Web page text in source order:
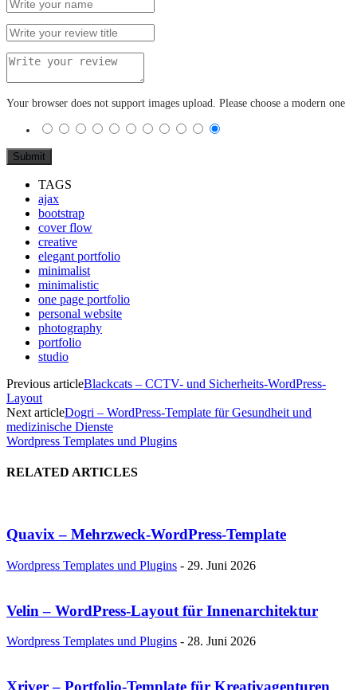
Your browser does not support images upload. Please choose a modern one
TAGS
ajax
bootstrap
cover flow
creative
elegant portfolio
minimalist
minimalistic
one page portfolio
personal website
photography
portfolio
studio
Previous articleBlackcats – CCTV- und Sicherheits-WordPress-
Layout
Next articleDogri – WordPress-Template für Gesundheit und
medizinische Dienste
Wordpress Templates und Plugins
RELATED ARTICLES
Quavix – Mehrzweck-WordPress-Template
Wordpress Templates und Plugins - 29. Juni 2026
Velin – WordPress-Layout für Innenarchitektur
Wordpress Templates und Plugins - 28. Juni 2026
Xriver – Portfolio-Template für Kreativagenturen